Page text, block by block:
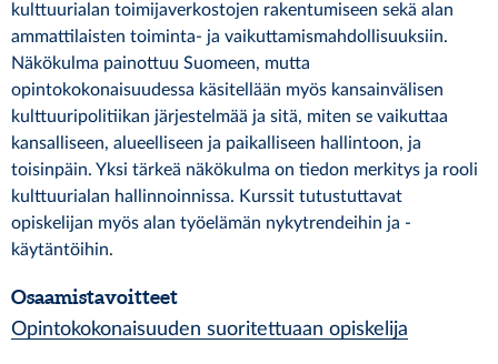
kulttuurialan toimijaverkostojen rakentumiseen sekä alan
ammattilaisten toiminta- ja vaikuttamismahdollisuuksiin.
Näkökulma painottuu Suomeen, mutta
opintokokonaisuudessa käsitellään myös kansainvälisen
kulttuuripolitiikan järjestelmää ja sitä, miten se vaikuttaa
kansalliseen, alueelliseen ja paikalliseen hallintoon, ja
toisinpäin. Yksi tärkeä näkökulma on tiedon merkitys ja rooli
kulttuurialan hallinnoinnissa. Kurssit tutustuttavat
opiskelijan myös alan työelämän nykytrendeihin ja -
käytäntöihin.
Osaamistavoitteet
Opintokokonaisuuden suoritettuaan opiskelija